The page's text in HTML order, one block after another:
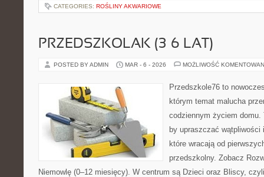
CATEGORIES: ROŚLINY AKWARIOWE
PRZEDSZKOLAK (3–6 LAT)
POSTED BY ADMIN MAR - 6 - 2026 MOŻLIWOŚĆ
Przedszkole76 to
którym temat malucha
codziennym życiem
by upraszczać wątpliwości
które wracają od
przedszkolny. Zobacz
Niemowlę (0–12 miesięcy). W centrum są Dzieci oraz Bliscy,